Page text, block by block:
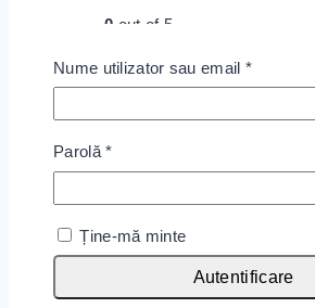
0 out of 5
Selectează Opțiunile
Rochie Balance Dream
95lei
Nume utilizator sau email *
Parolă*
Ține-mă minte
Autentificare